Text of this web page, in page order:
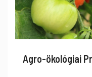
Agro-ökológiai